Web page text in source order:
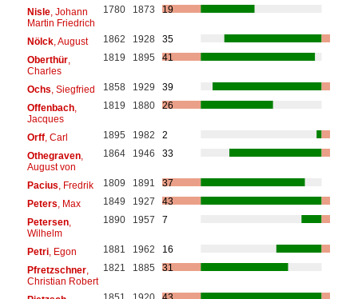
Nisle, Johann
Martin Friedrich
1780 1873 19
Nölck, August 1862 1928
35
Oberthür,
Charles
1819 1895 41
Ochs , Siegfried 1858 1929
39
Offenbach,
Jacques
1819 1880 26
Orff, Carl 1895 1982
2
Othegraven,
August von
1864 1946 33
Pacius , Fredrik 1809 1891
37
Peters , Max 1849 1927
43
Petersen,
Wilhelm
1890 1957 7
Petri, Egon 1881 1962
16
Pfretzschner,
Christian Robert
1821 1885 31